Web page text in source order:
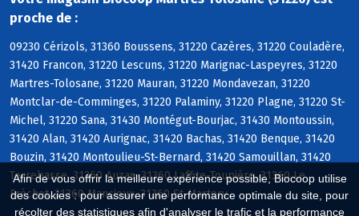
Afin de vous offrir la meilleure expérience possible, Biocoop utilise
des cookies : pour assurer une performance optimale du site, pour
récolter des statistiques afin d'analyser le trafic et la performance
proche de :
09230 Cérizols, 31360 Boussens, 31220 Cazères, 31220 Couladère,
31420 Francon, 31220 Lescuns, 31220 Marignac-Laspeyres, 31220
Martres-Tolosane, 31220 Mauran, 31220 Mondavezan, 31220
Montclar-de-Comminges, 31220 Palaminy, 31220 Plagne, 31220 St-
Michel, 31220 Sana, 31430 Montégut-Bourjac, 31430 Montoussin,
31420 Alan, 31420 Aurignac, 31420 Bachas, 31420 Benque, 31420
Bouzin, 31420 Montoulieu-St-Bernard, 31420 Samouillan, 31420
Terrebasse, 31360 Auzas, 31360 Laffite-Toupière, 31360 Le
Fréchet, 31360 Mancioux, 31360 St-Martory